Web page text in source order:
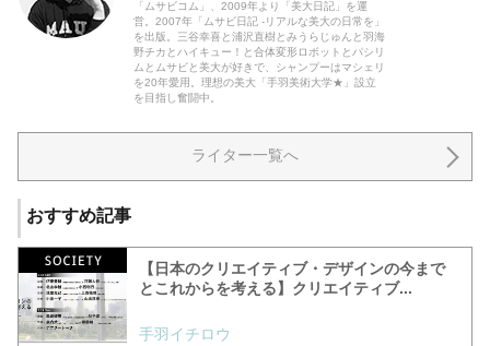
「ムサビコム」、2009年より「美大日記」を運
営。2007年「ムサビ日記 -リアルな美大の日常を」
を出版。三谷幸喜と浦沢直樹とみうらじゅんと羽海
野チカとハイキュー！と合体変形ロボットとパシリ
ムとムサビと美大が好きで、シャンプーはマシェリ
を20年愛用。理想の美大「手羽美術大学★」設立
を目指し奮闘中。
ライター一覧へ
おすすめ記事
【日本のクリエイティブ・デザインの今まで
とこれからを考える】クリエイティブ...
手羽イチロウ